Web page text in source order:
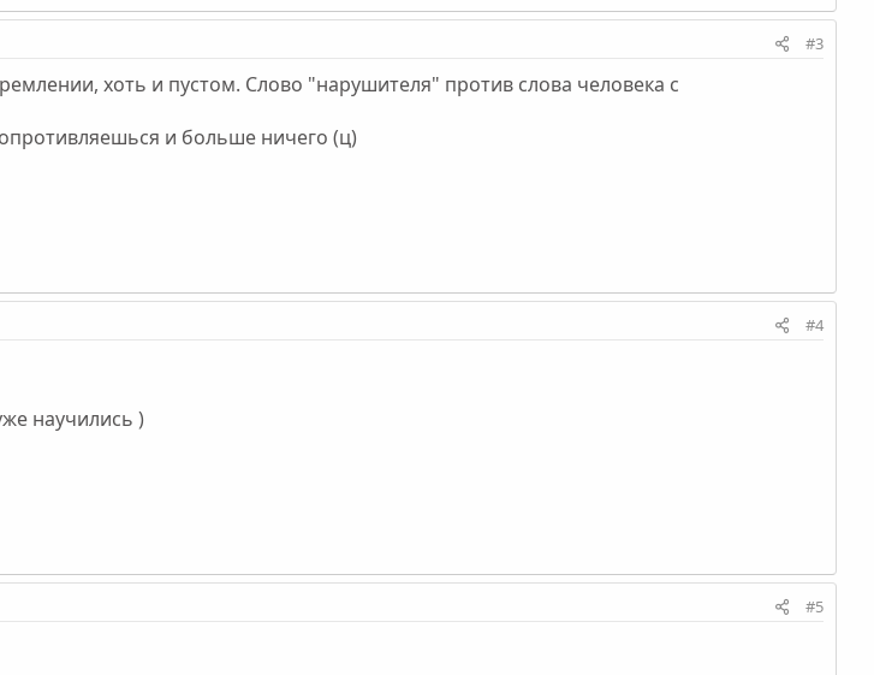
#3
хоть и пустом. Слово "нарушителя" против слова человека с
и больше ничего (ц)
#4
научились )
#5